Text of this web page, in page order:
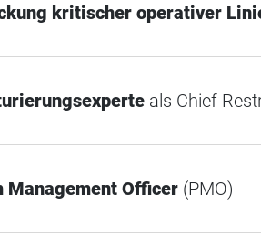
kritischer operativer
als Chief
Management Officer (PMO)